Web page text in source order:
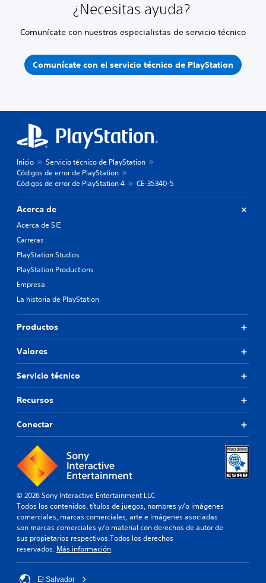
¿Necesitas ayuda?
Comunícate con nuestros especialistas de servicio técnico
Comunícate con el servicio técnico de PlayStation
Inicio
Servicio técnico de PlayStation
Códigos de error de PlayStation
Códigos de error de PlayStation 4
CE-35340-5
Acerca de
Acerca de SIE
Carreras
PlayStation Studios
PlayStation Productions
Empresa
La historia de PlayStation
Productos
Valores
Servicio técnico
Recursos
Conectar
© 2026 Sony Interactive Entertainment LLC
Todos los contenidos, títulos de juegos, nombres y/o imágenes
comerciales, marcas comerciales, arte e imágenes asociadas
son marcas comerciales y/o material con derechos de autor de
sus propietarios respectivos.Todos los derechos
reservados. Más información
El Salvador